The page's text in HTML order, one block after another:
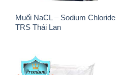
Muối NaCL – Sodium Chloride
TRS Thái Lan